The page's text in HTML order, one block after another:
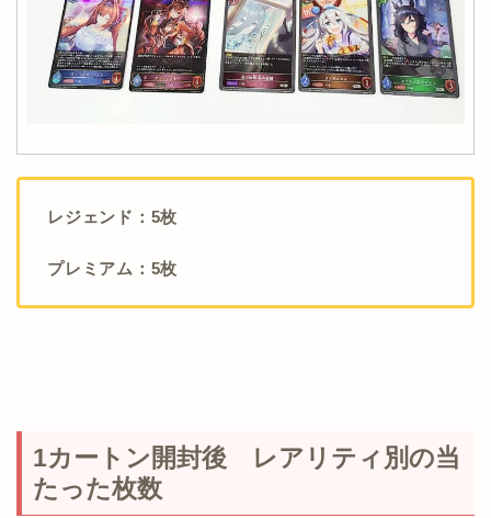
レジェンド：5枚
プレミアム：5枚
1カートン開封後 レアリティ別の当
たった枚数